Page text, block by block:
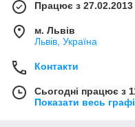
Працює з 27.02.2013
м. Львів
Львів, Україна
Контакти
Сьогодні працює з
Показати весь